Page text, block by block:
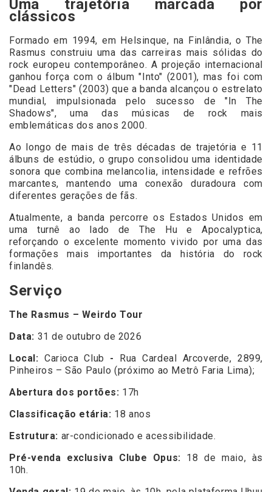
Uma trajetória marcada por
clássicos
Formado em 1994, em Helsinque, na Finlândia, o The
Rasmus construiu uma das carreiras mais sólidas do
rock europeu contemporâneo. A projeção internacional
ganhou força com o álbum "Into" (2001), mas foi com
"Dead Letters" (2003) que a banda alcançou o estrelato
mundial, impulsionada pelo sucesso de "In The
Shadows", uma das músicas de rock mais
emblemáticas dos anos 2000.
Ao longo de mais de três décadas de trajetória e 11
álbuns de estúdio, o grupo consolidou uma identidade
sonora que combina melancolia, intensidade e refrões
marcantes, mantendo uma conexão duradoura com
diferentes gerações de fãs.
Atualmente, a banda percorre os Estados Unidos em
uma turnê ao lado de The Hu e Apocalyptica,
reforçando o excelente momento vivido por uma das
formações mais importantes da história do rock
finlandês.
Serviço
The Rasmus – Weirdo Tour
Data: 31 de outubro de 2026
Local: Carioca Club - Rua Cardeal Arcoverde, 2899,
Pinheiros – São Paulo (próximo ao Metrô Faria Lima);
Abertura dos portões: 17h
Classificação etária: 18 anos
Estrutura: ar-condicionado e acessibilidade.
Pré-venda exclusiva Clube Opus: 18 de maio, às
10h.